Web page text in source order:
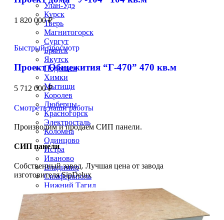
Улан-Удэ
Курск
Тверь
Магнитогорск
Сургут
Брянск
Якутск
Подольск
Химки
Мытищи
Королев
Люберцы
Красногорск
Электросталь
Коломна
Одинцово
Истра
Иваново
Владимир
Симферополь
Нижний Тагил
Калуга
Белгород
Чита
1 820 000₽
Быстрый просмотр
Проект Общежития “Г-470” 470 кв.м
5 712 000₽
Смотреть наши работы
Производим и продаем СИП панели.
СИП панели
Собственный завод. Лучшая цена от завода
изготовителя SipDelux